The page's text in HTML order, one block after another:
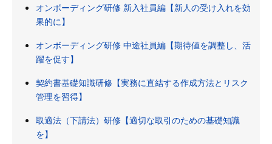
オンボーディング研修 新入社員編【新人の受け入れを効
果的に】
オンボーディング研修 中途社員編【期待値を調整し、活
躍を促す】
契約書基礎知識研修【実務に直結する作成方法とリスク
管理を習得】
取適法（下請法）研修【適切な取引のための基礎知識
を】